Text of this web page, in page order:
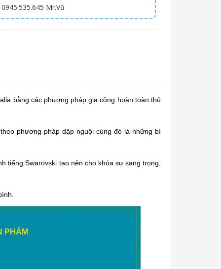
Mr.Vũ
bằng các phương pháp gia công hoàn toàn thủ
phương pháp dập nguội cùng đó là những bí
tiếng Swarovski tạo nên cho khóa sự sang trọng,
PHẨM